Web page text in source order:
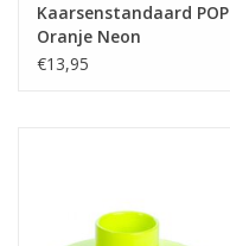
Kaarsenstandaard POP
Oranje Neon
€13,95